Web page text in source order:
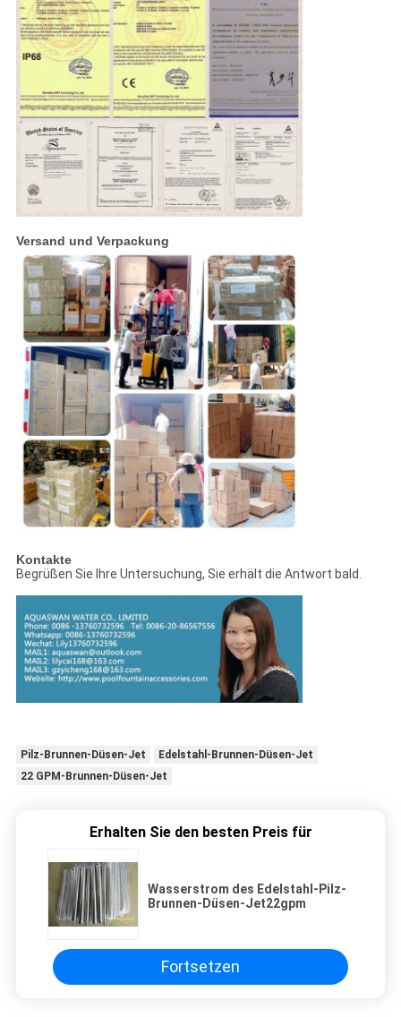
Versand und Verpackung
Kontakte
Begrüßen Sie Ihre Untersuchung, Sie erhält die Antwort bald.
Pilz-Brunnen-Düsen-Jet
Edelstahl-Brunnen-Düsen-Jet
22 GPM-Brunnen-Düsen-Jet
Erhalten Sie den besten Preis für
Wasserstrom des Edelstahl-Pilz-
Brunnen-Düsen-Jet22gpm
Fortsetzen